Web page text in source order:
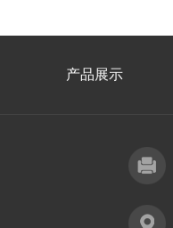
产品展示